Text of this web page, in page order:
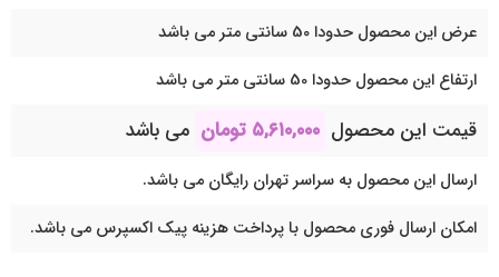
عرض این محصول حدودا 50 سانتی متر می باشد
ارتفاع این محصول حدودا 50 سانتی متر می باشد
قیمت این محصول ۵,۶۱۰,۰۰۰ تومان می باشد
ارسال این محصول به سراسر تهران رایگان می باشد.
امکان ارسال فوری محصول با پرداخت هزینه پیک اکسپرس می باشد.